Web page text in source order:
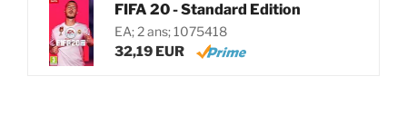
FIFA 20 - Standard Edition
EA; 2 ans; 1075418
32,19 EUR